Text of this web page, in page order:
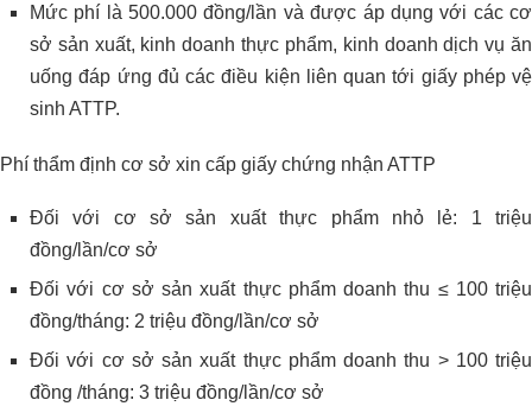
Mức phí là 500.000 đồng/lần và được áp dụng với các cơ
sở sản xuất, kinh doanh thực phẩm, kinh doanh dịch vụ ăn
uống đáp ứng đủ các điều kiện liên quan tới giấy phép vệ
sinh ATTP.
Phí thẩm định cơ sở xin cấp giấy chứng nhận ATTP
Đối với cơ sở sản xuất thực phẩm nhỏ lẻ: 1 triệu
đồng/lần/cơ sở
Đối với cơ sở sản xuất thực phẩm doanh thu ≤ 100 triệu
đồng/tháng: 2 triệu đồng/lần/cơ sở
Đối với cơ sở sản xuất thực phẩm doanh thu > 100 triệu
đồng /tháng: 3 triệu đồng/lần/cơ sở